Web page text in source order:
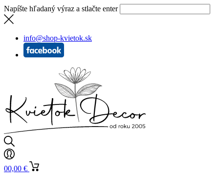
Napíšte hľadaný výraz a stlačte enter
info@shop-kvietok.sk
00,00 €